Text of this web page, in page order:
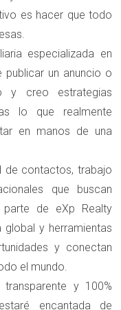
mercado.
Considerando tus
satisfactorias: No
tomar una decisión
actuar
antes de que
reserva, necesitarás
Este
tus derechos como
a incluir son:
y vendedor.
es hacer que todo
especializada en
un anuncio o
y creo estrategias
lo que realmente
en manos de una
de contactos, trabajo
que buscan
de eXp Realty
global y herramientas
y conectan
el mundo.
y 100%
encantada de